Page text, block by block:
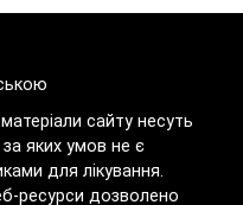
сайту несуть
яких умов не є
для лікування.
ресурси дозволено